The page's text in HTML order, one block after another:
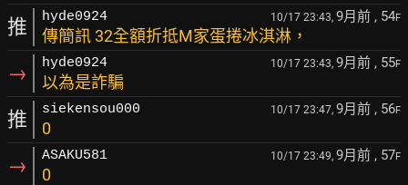
推 hyde0924 10/17 23:43, 9月前 , 54F
傳簡訊 32全額折抵M家蛋捲冰淇淋，
→ hyde0924 10/17 23:43, 9月前 , 55F
以為是詐騙
推 siekensou000 10/17 23:47, 9月前 , 56F
0
→ ASAKU581 10/17 23:49, 9月前 , 57F
0